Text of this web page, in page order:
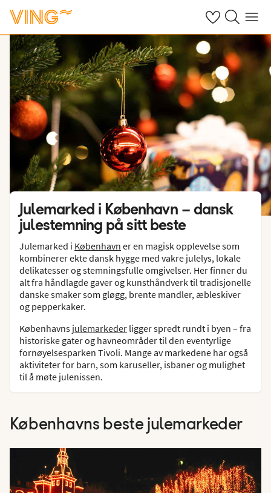
Se dine sparte
Søk påMeny
Julemarked i København – dansk
julestemning på sitt beste
Julemarked i København er en magisk opplevelse som
kombinerer ekte dansk hygge med vakre julelys, lokale
delikatesser og stemningsfulle omgivelser. Her finner du
alt fra håndlagde gaver og kunsthåndverk til tradisjonelle
danske smaker som gløgg, brente mandler, æbleskiver
og pepperkaker.
Københavns julemarkeder ligger spredt rundt i byen – fra
historiske gater og havneområder til den eventyrlige
fornøyelsesparken Tivoli. Mange av markedene har også
aktiviteter for barn, som karuseller, isbaner og mulighet
til å møte julenissen.
Københavns beste julemarkeder